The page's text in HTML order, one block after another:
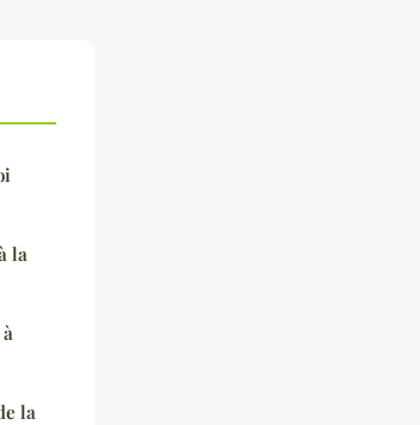
la
la